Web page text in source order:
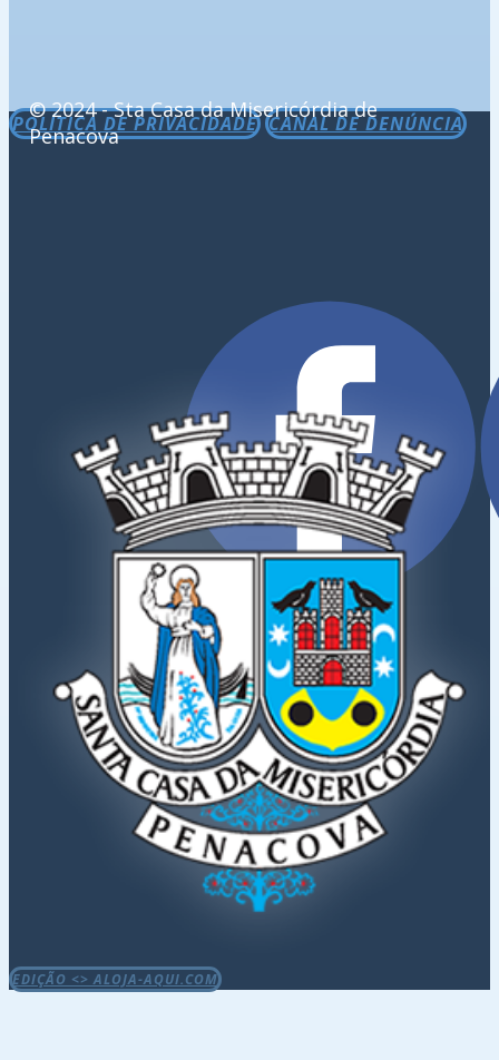
POLÍTICA DE PRIVACIDADE CANAL DE DENÚNCIA
© 2024 - Sta Casa da Misericórdia de
Penacova
EDIÇÃO <> ALOJA-AQUI.COM